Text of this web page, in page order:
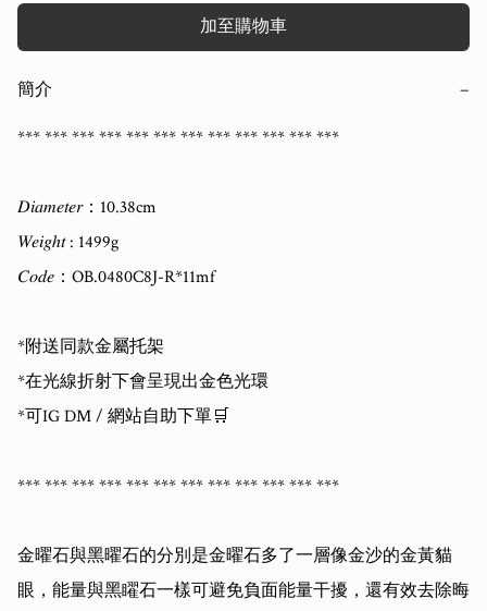
加至購物車
簡介 −
*** *** *** *** *** *** *** *** *** *** *** ***
𝐷𝑖𝑎𝑚𝑒𝑡𝑒𝑟：10.38cm
𝑊𝑒𝑖𝑔ℎ𝑡 : 1499g
𝐶𝑜𝑑𝑒：OB.0480C8J-R*11mf
*附送同款金屬托架
*在光線折射下會呈現出金色光環
*可IG DM / 網站自助下單🛒
*** *** *** *** *** *** *** *** *** *** *** ***
金曜石與黑曜石的分別是金曜石多了一層像金沙的金黃貓
眼，能量與黑矅石一樣可避免負面能量干擾，還有效去除晦